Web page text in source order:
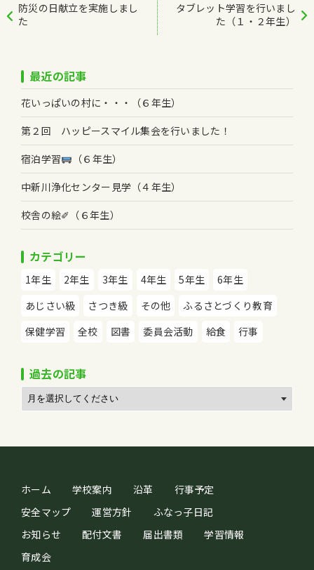
防災の日献立を実施しまし
た
タブレット学習を行いまし
た（１・２年生）
最近の記事
花いっぱいの村に・・・（６年生）
第２回 ハッピースマイル集会を行いました！
宿泊学習
（６年生）
中新川浄化センター見学（４年生）
校舎の絵✐（６年生）
カテゴリー
1年生 2年生 3年生 4年生 5年生
6年生
あじさい級
さつき級 その他
ふるさとづくり教育
保健学習
全校 図書 委員会活動 給食 行事
過去の記事
ホーム 学校案内 沿革
行事予定
安全マップ
運営方針
ふなっ子日記
お知らせ
配付文書 届出書類
学習情報
育成会